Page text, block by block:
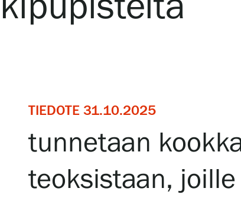
SERLACHIUS+
Gösta Serlachiuksen taidesäätiö
Yhteystiedot
Ravintola Gösta
TIEDOTE 31.10.2025
tunnetaan
teoksistaan,